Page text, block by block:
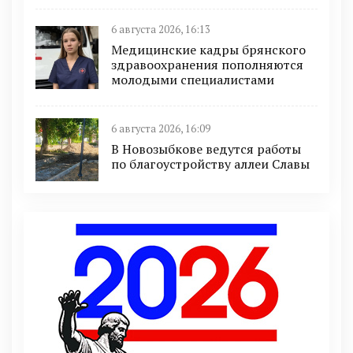
6 августа 2026, 16:13
Медицинские кадры брянского
здравоохранения пополняются
молодыми специалистами
6 августа 2026, 16:09
В Новозыбкове ведутся работы
по благоустройству аллеи Славы